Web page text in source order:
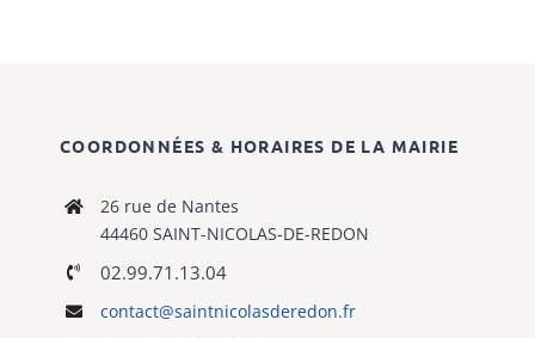
COORDONNÉES & HORAIRES DE LA MAIRIE
26 rue de Nantes
44460 SAINT-NICOLAS-DE-REDON
02.99.71.13.04
contact@saintnicolasderedon.fr